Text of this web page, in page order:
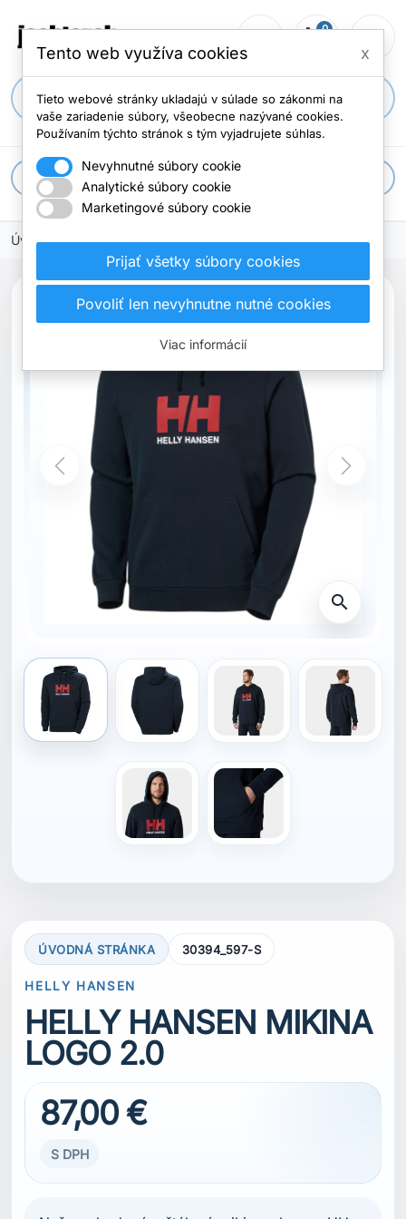
person_outline shopping_cart
0
Početmenu
apps Všetky kategórie
Úvodná stránka
Previous Next
search
HELLY HANSEN
HELLY HANSEN MIKINA
LOGO 2.0
87,00 €
Naša pohodová a štýlová mikina s logom HH
ponúka maximálne pohodlie. Je vyrobená z
organickej bavlny French Terry, vďaka čomu je
rovnako mäkká ako nadčasová. Je mimoriadne
univerzálna – môžete ju nosiť pri oddychu,
plavbe na jachte alebo aj v meste. Podrobnosti
o organických materiáloch nájdete v zložení.
VEĽKOSŤ
S
Tento web využíva cookies x
Tieto webové stránky ukladajú v súlade so zákonmi na
vaše zariadenie súbory, všeobecne nazývané cookies.
Používaním týchto stránok s tým vyjadrujete súhlas.
Nevyhnutné súbory cookie
Analytické súbory cookie
Marketingové súbory cookie
Prijať všetky súbory cookies
Povoliť len nevyhnutne nutné cookies
Viac informácií